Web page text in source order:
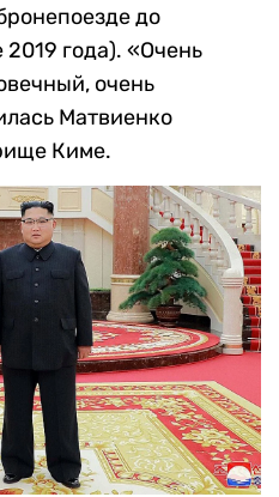
до
года). «Очень
очень
Матвиенко
Киме.